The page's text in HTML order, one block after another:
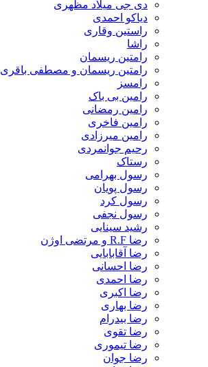
دی جی میلاد مظهری
دیاکو احمدی
راستین وقاری
راشا
رامتین ریسمان
رامتین ریسمان و مصطفی باقری
رامسز
رامین بی باک
رامین رمضانی
رامین فاخری
رامین میرزادی
رحیم جوانمردی
رستاک
رسول بهرامی
رسول پویان
رسول کرد
رسول نجفی
رشید سینایی
رضا R.F و مرتضی اوژن
رضا آقابابایی
رضا احسانی
رضا احمدی
رضا اکبری
رضا بهاری
رضا بیدرام
رضا تقوی
رضا تیموری
رضا جوان